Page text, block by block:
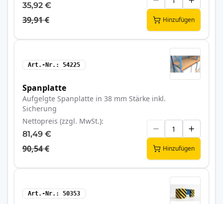
35,92 €
39,91 € Hinzufügen
Art.-Nr. 54225
Spanplatte
Aufgelgte Spanplatte in 38 mm Stärke inkl.
Sicherung
Nettopreis (zzgl. MwSt.)
81,49 €
90,54 € Hinzufügen
Art.-Nr. 50353